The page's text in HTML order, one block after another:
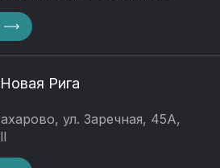
Рига
ул. Заречная, 45А,